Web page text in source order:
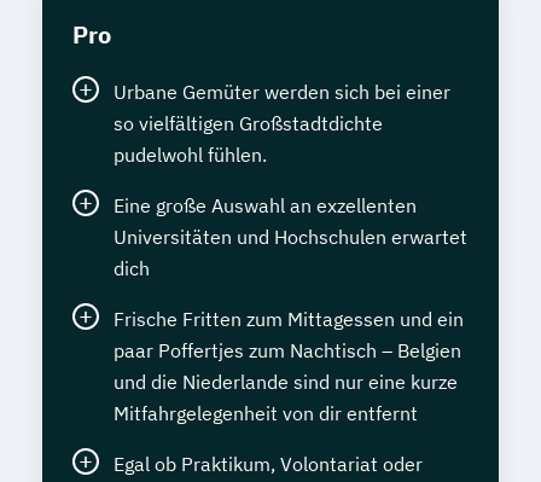
Pro
Urbane Gemüter werden sich bei einer
so vielfältigen Großstadtdichte
pudelwohl fühlen.
Eine große Auswahl an exzellenten
Universitäten und Hochschulen erwartet
dich
Frische Fritten zum Mittagessen und ein
paar Poffertjes zum Nachtisch – Belgien
und die Niederlande sind nur eine kurze
Mitfahrgelegenheit von dir entfernt
Egal ob Praktikum, Volontariat oder